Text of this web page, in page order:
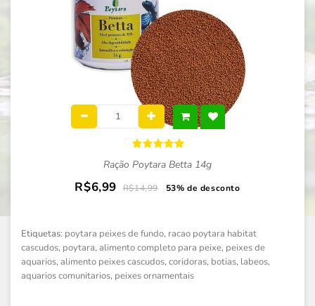
Ração Poytara Betta 14g
R$6,99 R$14,99 53% de desconto
Etiquetas: poytara peixes de fundo, racao poytara habitat
cascudos, poytara, alimento completo para peixe, peixes de
aquarios, alimento peixes cascudos, coridoras, botias, labeos,
aquarios comunitarios, peixes ornamentais